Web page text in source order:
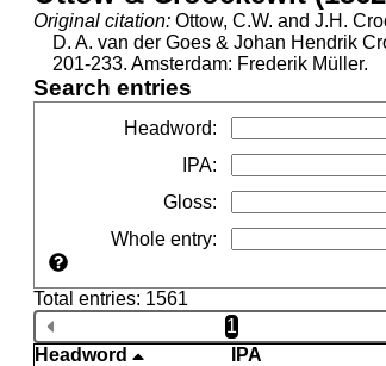
Original citation: Ottow, C.W. and J.H.
D. A. van der Goes & Johan Hendrik
201-233. Amsterdam: Frederik Müller.
Search entries
Headword:
IPA:
Gloss:
Whole entry:
Total entries: 1561
1
Headword
IPA